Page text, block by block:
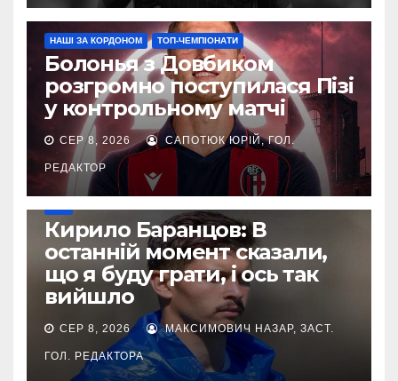
НАШІ ЗА КОРДОНОМ ТОП-ЧЕМПІОНАТИ
Болонья з Довбиком
розгромно поступилася Пізі
у контрольному матчі
СЕР 8, 2026 САПОТЮК ЮРІЙ, ГОЛ.
РЕДАКТОР
Кирило Баранцов: В
останній момент сказали,
що я буду грати, і ось так
вийшло
СЕР 8, 2026 МАКСИМОВИЧ НАЗАР, ЗАСТ.
ГОЛ. РЕДАКТОРА